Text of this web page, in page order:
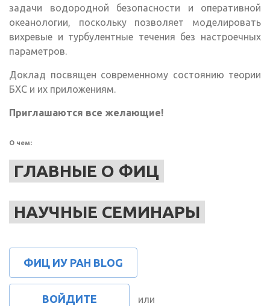
задачи водородной безопасности и оперативной
океанологии, поскольку позволяет моделировать
вихревые и турбулентные течения без настроечных
параметров.
Доклад посвящен современному состоянию теории
БХС и их приложениям.
Приглашаются все желающие!
О чем:
ГЛАВНЫЕ О ФИЦ
НАУЧНЫЕ СЕМИНАРЫ
ФИЦ ИУ РАН BLOG
ВОЙДИТЕ или